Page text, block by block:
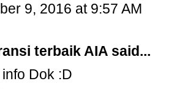
9, 2016 at 9:57 AM
terbaik AIA said...
Dok :D